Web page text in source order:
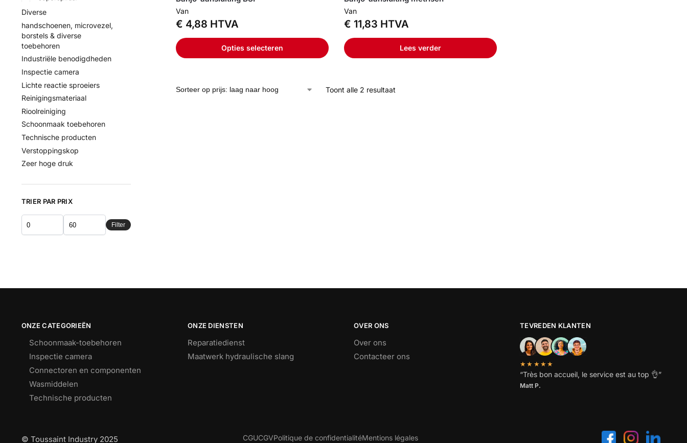
Van
€ 4,88 HTVA
Opties selecteren
Van
€ 11,83 HTVA
Lees verder
Toont alle 2 resultaat
Diverse
handschoenen, microvezel,
borstels & diverse
toebehoren
Industriële benodigdheden
Inspectie camera
Lichte reactie sproeiers
Reinigingsmateriaal
Rioolreiniging
Schoonmaak toebehoren
Technische producten
Verstoppingskop
Zeer hoge druk
TRIER PAR PRIX
Filter
ONZE CATEGORIEËN
Schoonmaak-toebehoren
Inspectie camera
Connectoren en componenten
Wasmiddelen
Technische producten
ONZE DIENSTEN
Reparatiedienst
Maatwerk hydraulische slang
OVER ONS
Over ons
Contacteer ons
TEVREDEN KLANTEN
★★★★★
“Très bon accueil, le service est au top 👌”
Matt P.
© Toussaint Industry 2025 CGUCGVPolitique de confidentialitéMentions légales